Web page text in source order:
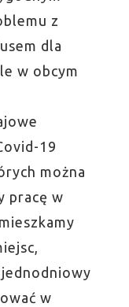
z
dla
w obcym
19
można
pracę w
w